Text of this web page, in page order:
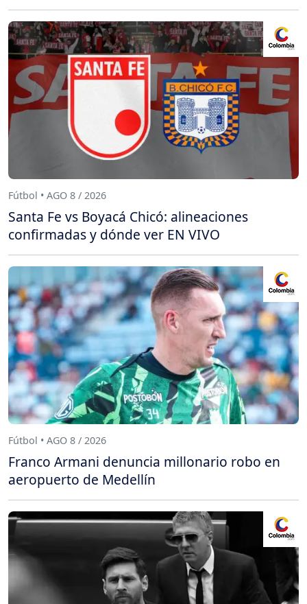
Fútbol • AGO 8 / 2026
Santa Fe vs Boyacá Chicó: alineaciones
confirmadas y dónde ver EN VIVO
Fútbol • AGO 8 / 2026
Franco Armani denuncia millonario robo en
aeropuerto de Medellín